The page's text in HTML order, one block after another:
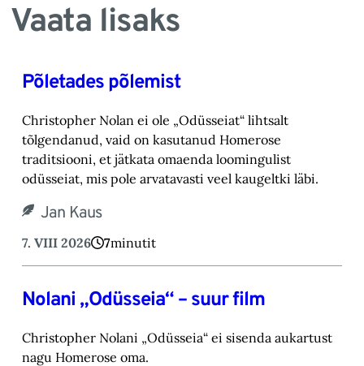
Vaata lisaks
Põletades põlemist
Christopher Nolan ei ole „Odüsseiat“ lihtsalt
tõlgendanud, vaid on kasutanud Homerose
tra‎ditsiooni, et jätkata omaenda loomingulist
odüsseiat, mis pole arvatavasti veel kaugeltki läbi.‎
Jan Kaus
7. VIII 2026 7minutit
Nolani „Odüsseia“ – suur film
Christopher Nolani „Odüsseia“ ei sisenda aukartust
nagu Homerose oma.‎